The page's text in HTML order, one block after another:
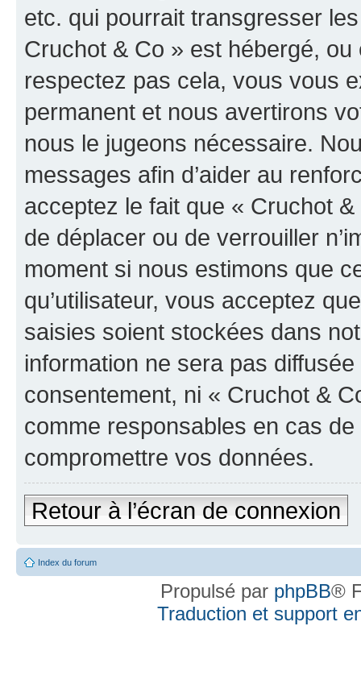
etc. qui pourrait transgresser
Cruchot & Co » est hébergé,
respectez pas cela, vous vous
permanent et nous avertirons
nous le jugeons nécessaire.
messages afin d’aider au
acceptez le fait que « Cruchot
de déplacer ou de verrouiller
moment si nous estimons que
qu’utilisateur, vous acceptez
saisies soient stockées dans
information ne sera pas
consentement, ni « Cruchot &
comme responsables en cas
compromettre vos données.
Retour à l’écran de connexion
Index du forum
Propulsé par phpBB®
Traduction et support